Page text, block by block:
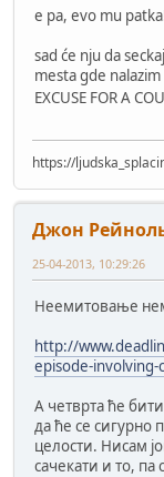
e pa, evo mu
sad će nju da
mesta gde nalazim
EXCUSE FOR A
https://
Джон
25-04-2013, 10:29:26
Неемитовање
http://
episode-
А четврта ће
да ће се сигурно
целости. Нисам
сачекати и то, па